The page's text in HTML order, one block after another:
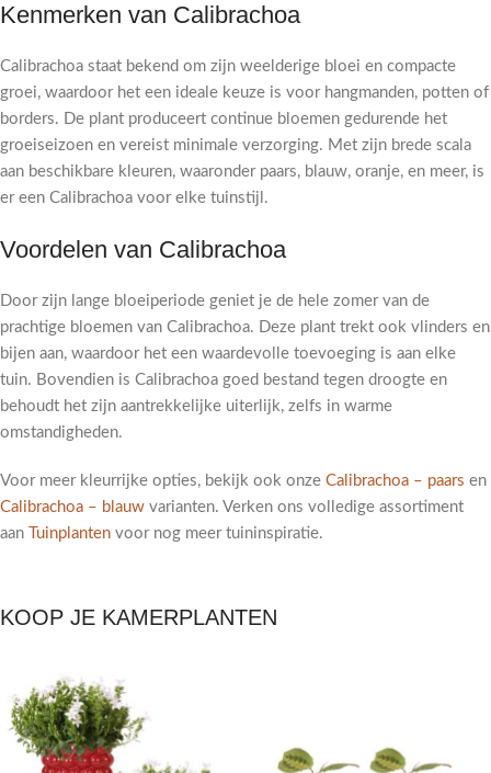
Kenmerken van Calibrachoa
Calibrachoa staat bekend om zijn weelderige bloei en compacte
groei, waardoor het een ideale keuze is voor hangmanden, potten of
borders. De plant produceert continue bloemen gedurende het
groeiseizoen en vereist minimale verzorging. Met zijn brede scala
aan beschikbare kleuren, waaronder paars, blauw, oranje, en meer, is
er een Calibrachoa voor elke tuinstijl.
Voordelen van Calibrachoa
Door zijn lange bloeiperiode geniet je de hele zomer van de
prachtige bloemen van Calibrachoa. Deze plant trekt ook vlinders en
bijen aan, waardoor het een waardevolle toevoeging is aan elke
tuin. Bovendien is Calibrachoa goed bestand tegen droogte en
behoudt het zijn aantrekkelijke uiterlijk, zelfs in warme
omstandigheden.
Voor meer kleurrijke opties, bekijk ook onze Calibrachoa – paars en
Calibrachoa – blauw varianten. Verken ons volledige assortiment
aan
Tuinplanten voor nog meer tuininspiratie.
KOOP JE KAMERPLANTEN